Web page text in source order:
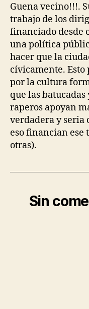
Guena vecino!!!.
trabajo de los
financiado desde
una política
hacer que la
cívicamente. Esto
por la cultura
que las
raperos apoyan
verdadera y seria
eso financian ese
otras).
Sin